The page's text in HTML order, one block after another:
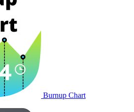
Burnup Chart